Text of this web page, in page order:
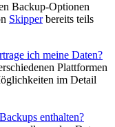
Backup-Optionen
Skipperbereits teils
ich meine Daten?
Plattformen
im Detail
enthalten?